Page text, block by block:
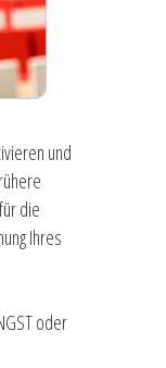
und
die
Ihres
oder